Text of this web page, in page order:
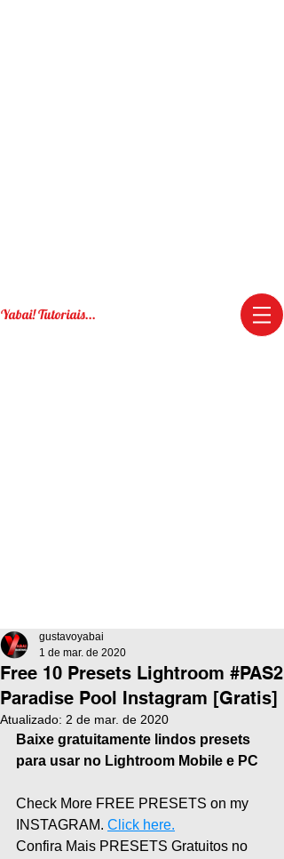
Yabai! Tutoriais...
Free 10 Presets Lightroom #PAS2
Paradise Pool Instagram [Gratis]
gustavoyabai
1 de mar. de 2020
Atualizado: 2 de mar. de 2020
Baixe gratuitamente lindos presets
para usar no Lightroom Mobile e PC
Check More FREE PRESETS on my
INSTAGRAM. Click here.
Confira Mais PRESETS Gratuitos no